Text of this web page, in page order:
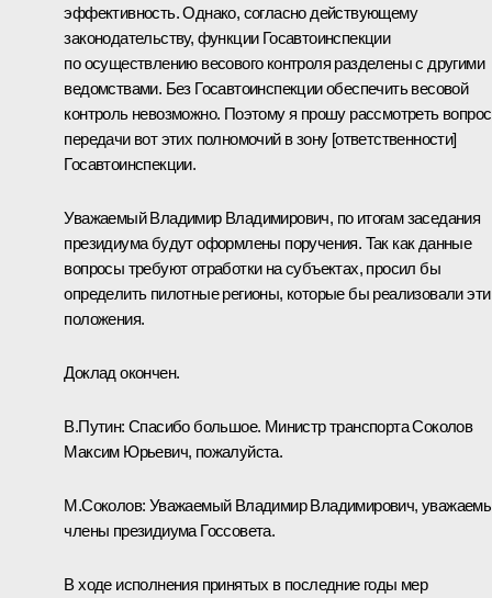
эффективность. Однако, согласно действующему
законодательству, функции Госавтоинспекции
по осуществлению весового контроля разделены с другими
ведомствами. Без Госавтоинспекции обеспечить весовой
контроль невозможно. Поэтому я прошу рассмотреть вопрос
передачи вот этих полномочий в зону [ответственности]
Госавтоинспекции.
Уважаемый Владимир Владимирович, по итогам заседания
президиума будут оформлены поручения. Так как данные
вопросы требуют отработки на субъектах, просил бы
определить пилотные регионы, которые бы реализовали эти
положения.
Доклад окончен.
В.Путин: Спасибо большое. Министр транспорта Соколов
Максим Юрьевич, пожалуйста.
М.Соколов: Уважаемый Владимир Владимирович,
члены президиума Госсовета.
В ходе исполнения принятых в последние годы мер